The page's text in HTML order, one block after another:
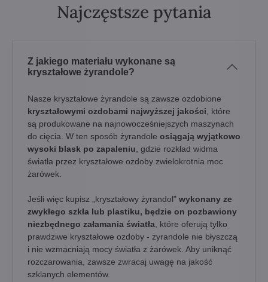
Najczęstsze pytania
Z jakiego materiału wykonane są
kryształowe żyrandole?
Nasze kryształowe żyrandole są zawsze ozdobione
kryształowymi ozdobami najwyższej jakości , które
są produkowane na najnowocześniejszych maszynach
do cięcia. W ten sposób żyrandole osiągają wyjątkowo
wysoki blask po zapaleniu , gdzie rozkład widma
światła przez kryształowe ozdoby zwielokrotnia moc
żarówek.
Jeśli więc kupisz „kryształowy żyrandol" wykonany ze
zwykłego szkła lub plastiku, będzie on pozbawiony
niezbędnego załamania światła , które oferują tylko
prawdziwe kryształowe ozdoby - żyrandole nie błyszczą
i nie wzmacniają mocy światła z żarówek. Aby uniknąć
rozczarowania, zawsze zwracaj uwagę na jakość
szklanych elementów.